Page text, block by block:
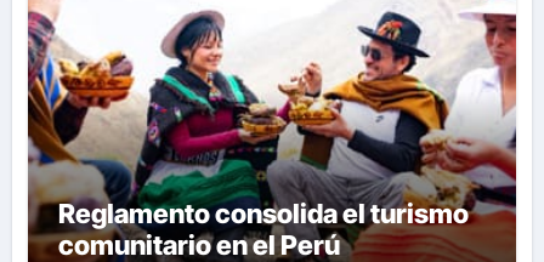
Reglamento consolida el turismo
comunitario en el Perú